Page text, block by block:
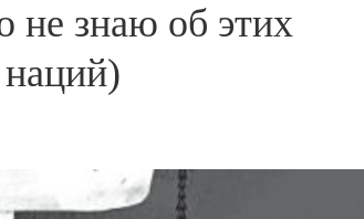
не знаю об этих